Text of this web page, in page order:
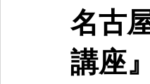
名古
講座